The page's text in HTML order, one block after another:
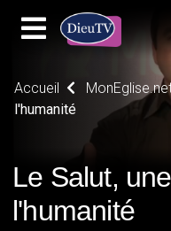
Accueil
l'humanité
Le Salut,
l'humanité